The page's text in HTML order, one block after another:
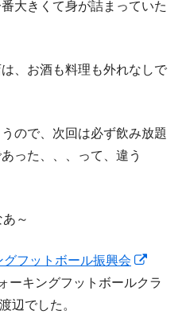
大きくて身が詰まっていた
、お酒も料理も外れなしで
ので、次回は必ず飲み放題
った、、、って、違う
～
フットボール振興会
し
ーキングフットボールクラ
辺でした。